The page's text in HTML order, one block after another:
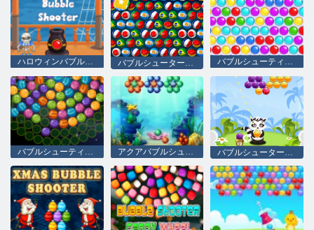
ハロウィンバブルシューティング バブルシューティングクラシック
バブルシューティングホイール アクアバブルシューター バブルシューターアライグマ